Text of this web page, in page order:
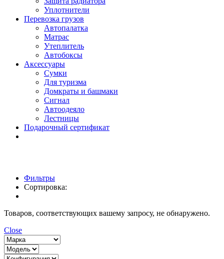
Уплотнители
Перевозка грузов
Автопалатка
Матрас
Утеплитель
Автобоксы
Аксессуары
Сумки
Для туризма
Домкраты и башмаки
Сигнал
Автоодеяло
Лестницы
Подарочный сертификат
Фильтры
Сортировка:
Товаров, соответствующих вашему запросу, не обнаружено.
Close